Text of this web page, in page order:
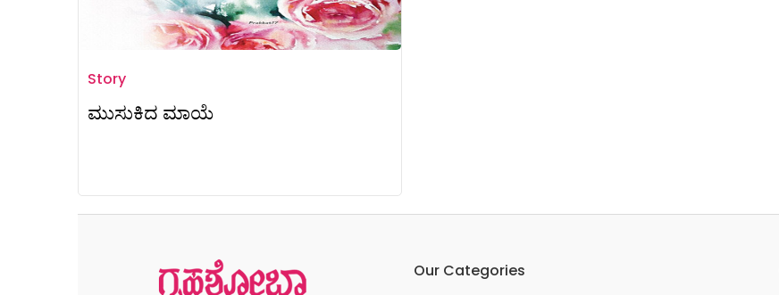
Story
ಮುಸುಕಿದ ಮಾಯೆ
Our Categories